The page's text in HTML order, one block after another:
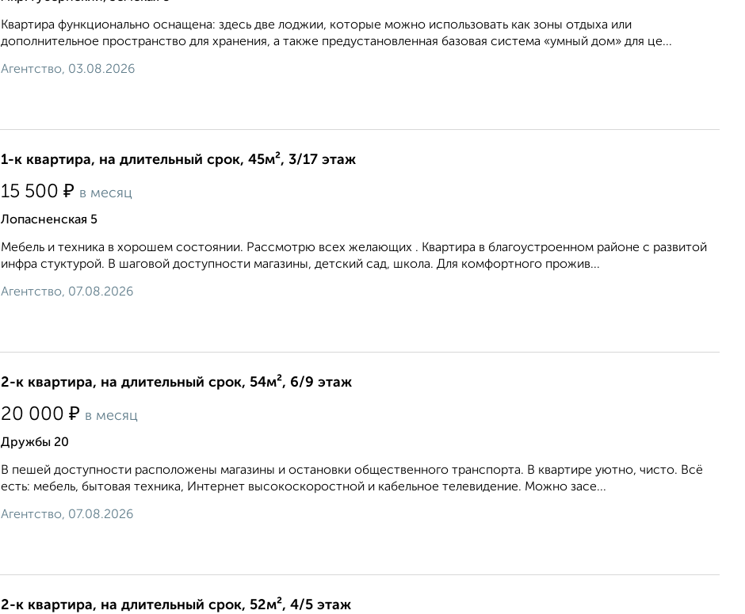
Квартира функционально оснащена: здесь две лоджии, которые можно использовать как зоны отдыха или
дополнительное пространство для хранения, а также предустановленная базовая система «умный дом» для це...
Агентство, 03.08.2026
1-к квартира, на длительный срок, 45м², 3/17 этаж
15 500 ₽ в месяц
Лопасненская 5
Мебель и техника в хорошем состоянии. Рассмотрю всех желающих . Квартира в благоустроенном районе с развитой
инфра стуктурой. В шаговой доступности магазины, детский сад, школа. Для комфортного прожив...
Агентство, 07.08.2026
2-к квартира, на длительный срок, 54м², 6/9 этаж
20 000 ₽ в месяц
Дружбы 20
В пешей доступности расположены магазины и остановки общественного транспорта. В квартире уютно, чисто. Всё
есть: мебель, бытовая техника, Интернет высокоскоростной и кабельное телевидение. Можно засе...
Агентство, 07.08.2026
2-к квартира, на длительный срок, 52м², 4/5 этаж